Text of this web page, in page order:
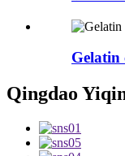
Gelatin
Qingdao